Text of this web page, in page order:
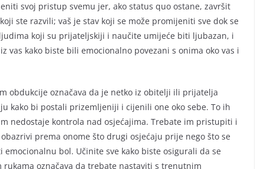
svoj pristup svemu jer, ako status quo ostane, završit
ste razvili; vaš je stav koji se može promijeniti sve dok se
koji su prijateljskiji i naučite umijeće biti ljubazan, i
vas kako biste bili emocionalno povezani s onima oko vas i
obdukcije označava da je netko iz obitelji ili prijatelja
kako bi postali prizemljeniji i cijenili one oko sebe. To ih
nedostaje kontrola nad osjećajima. Trebate im pristupiti i
prema onome što drugi osjećaju prije nego što se
bol. Učinite sve kako biste osigurali da se
označava da trebate nastaviti s trenutnim